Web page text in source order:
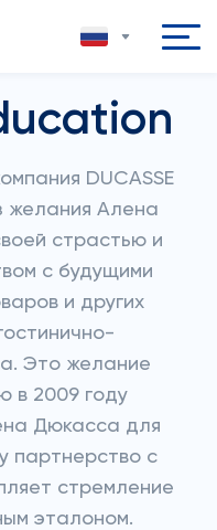
DUCASSE
желания Алена
страстью и
с будущими
и других
Это желание
в 2009 году
Дюкасса для
партнерство с
стремление
эталоном.